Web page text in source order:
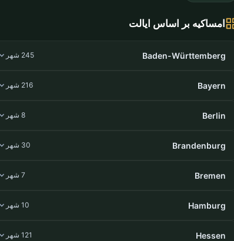
امساکیه بر اساس ایالت
Baden-Württemberg 245 شهر
Bayern 216 شهر
Berlin 8 شهر
Brandenburg 30 شهر
Bremen 7 شهر
Hamburg 10 شهر
Hessen 121 شهر